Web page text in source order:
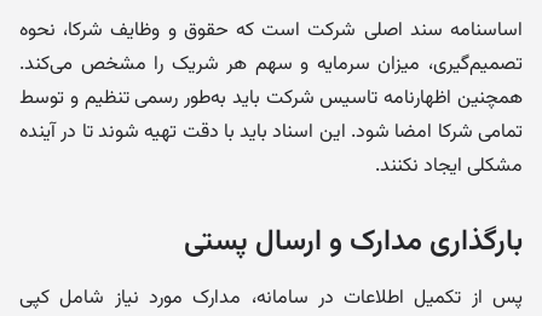
اساسنامه سند اصلی شرکت است که حقوق و وظایف شرکا، نحوه
تصمیم‌گیری، میزان سرمایه و سهم هر شریک را مشخص می‌کند.
همچنین اظهارنامه تاسیس شرکت باید به‌طور رسمی تنظیم و توسط
تمامی شرکا امضا شود. این اسناد باید با دقت تهیه شوند تا در آینده
مشکلی ایجاد نکنند.
بارگذاری مدارک و ارسال پستی
پس از تکمیل اطلاعات در سامانه، مدارک مورد نیاز شامل کپی